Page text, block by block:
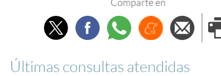
TwitterFacebookWhatsappMenéame
Últimas consultas atendidas